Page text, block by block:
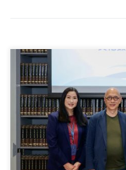
香港珠海學院7月30 […]